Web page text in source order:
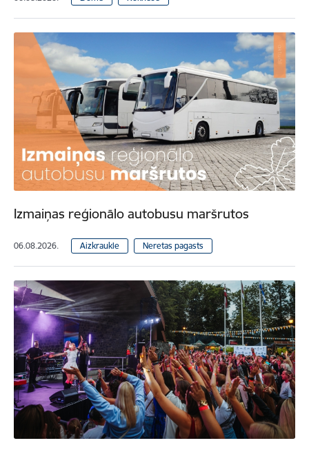
Izmaiņas reģionālo autobusu maršrutos
06.08.2026. Aizkraukle Neretas pagasts